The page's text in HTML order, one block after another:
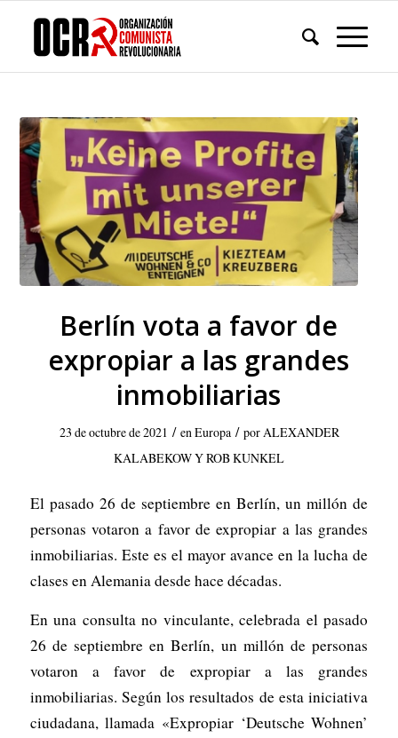
Berlín vota a favor de
expropiar a las grandes
inmobiliarias
23 de octubre de 2021 / en Europa / por ALEXANDER
KALABEKOW Y ROB KUNKEL
El pasado 26 de septiembre en Berlín, un millón de
personas votaron a favor de expropiar a las grandes
inmobiliarias. Este es el mayor avance en la lucha de
clases en Alemania desde hace décadas.
En una consulta no vinculante, celebrada el pasado
26 de septiembre en Berlín, un millón de personas
votaron a favor de expropiar a las grandes
inmobiliarias. Según los resultados de esta iniciativa
ciudadana, llamada «Expropiar ‘Deutsche Wohnen’